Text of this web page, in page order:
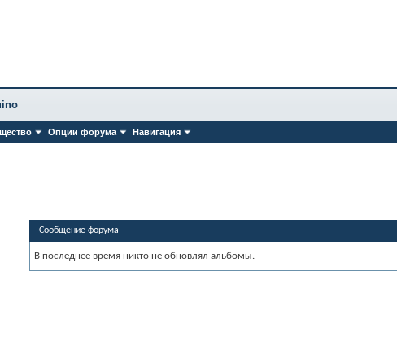
Опции форума Навигация
Сообщение форума
В последнее время никто не обновлял альбомы.